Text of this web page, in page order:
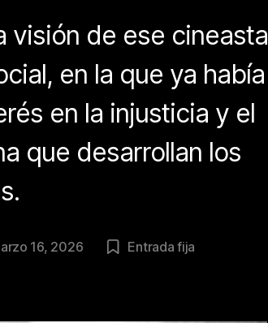
visión de ese cineasta
en la que ya había
en la injusticia y el
que desarrollan los
16, 2026 Entrada fija